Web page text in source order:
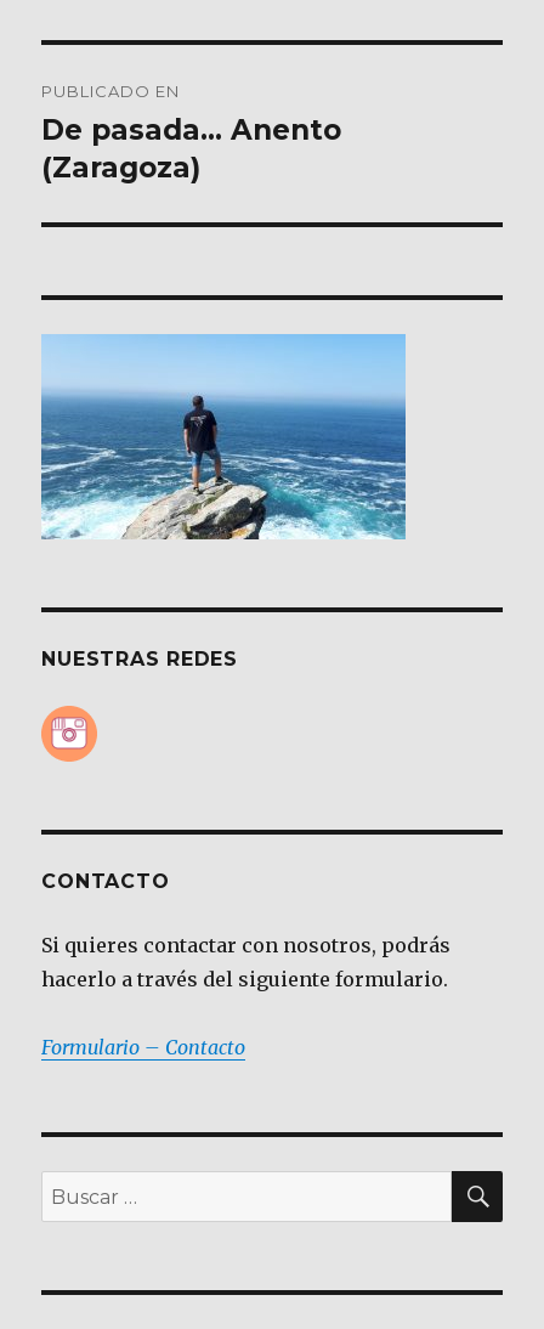
de
entradas
PUBLICADO EN
De pasada… Anento
(Zaragoza)
NUESTRAS REDES
CONTACTO
Si quieres contactar con nosotros, podrás
hacerlo a través del siguiente formulario.
Formulario – Contacto
Buscar
por: